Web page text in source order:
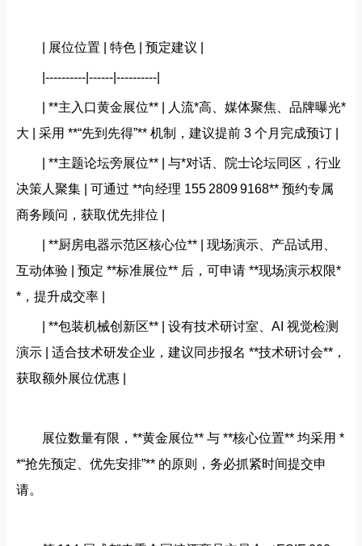
| 展位位置 | 特色 | 预定建议 |
|----------|------|----------|
| **主入口黄金展位** | 人流*高、媒体聚焦、品牌曝光*
大 | 采用 **“先到先得”** 机制，建议提前 3 个月完成预订 |
| **主题论坛旁展位** | 与*对话、院士论坛同区，行业
决策人聚集 | 可通过 **向经理 155 2809 9168** 预约专属
商务顾问，获取优先排位 |
| **厨房电器示范区核心位** | 现场演示、产品试用、
互动体验 | 预定 **标准展位** 后，可申请 **现场演示权限*
*，提升成交率 |
| **包装机械创新区** | 设有技术研讨室、AI 视觉检测
演示 | 适合技术研发企业，建议同步报名 **技术研讨会**，
获取额外展位优惠 |
展位数量有限，**黄金展位** 与 **核心位置** 均采用 *
*“抢先预定、优先安排”** 的原则，务必抓紧时间提交申
请。